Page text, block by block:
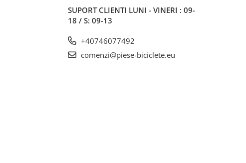
SUPORT CLIENTI LUNI - VINERI : 09-
18 / S: 09-13
+40746077492
comenzi@piese-biciclete.eu